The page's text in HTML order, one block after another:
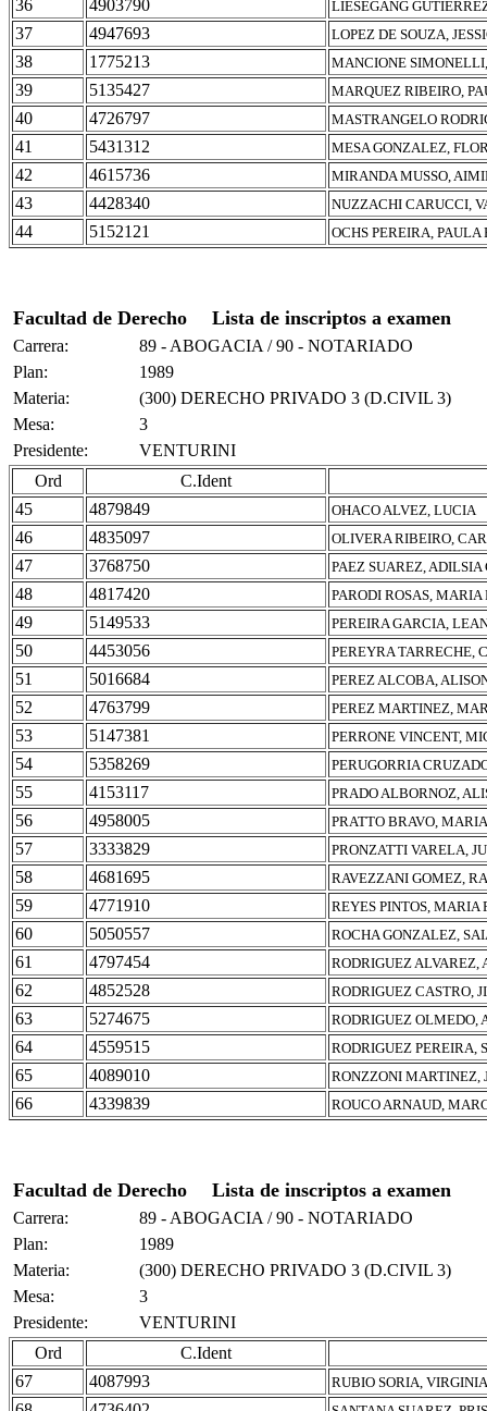
36 4903790 LIESEGANG
37 4947693 LOPEZ DE SOUZA,
38 1775213 MANCIONE
39 5135427 MARQUEZ RIBEIRO,
40 4726797 MASTRANGELO
41 5431312 MESA GONZALEZ,
42 4615736 MIRANDA MUSSO,
43 4428340 NUZZACHI CARUCCI,
44 5152121 OCHS PEREIRA, PAULA
Facultad de Derecho Lista de inscriptos a examen
Carrera:
89 - ABOGACIA / 90 - NOTARIADO
Plan:
1989
Materia:
(300) DERECHO PRIVADO 3 (D.CIVIL 3)
Mesa:
3
Presidente:
VENTURINI
Ord
C.Ident
45
4879849 OHACO ALVEZ, LUCIA
46 4835097 OLIVERA RIBEIRO,
47 3768750 PAEZ SUAREZ, ADILSIA
48 4817420 PARODI ROSAS,
49 5149533 PEREIRA GARCIA,
50 4453056 PEREYRA TARRECHE,
51 5016684 PEREZ ALCOBA,
52 4763799 PEREZ MARTINEZ,
53 5147381 PERRONE VINCENT,
54 5358269 PERUGORRIA
55 4153117 PRADO ALBORNOZ,
56 4958005 PRATTO BRAVO,
57 3333829 PRONZATTI VARELA,
58 4681695 RAVEZZANI GOMEZ,
59 4771910 REYES PINTOS, MARIA
60 5050557 ROCHA GONZALEZ,
61 4797454 RODRIGUEZ ALVAREZ,
62 4852528 RODRIGUEZ CASTRO,
63 5274675 RODRIGUEZ OLMEDO,
64 4559515 RODRIGUEZ PEREIRA,
65 4089010 RONZZONI MARTINEZ,
66 4339839 ROUCO ARNAUD,
Facultad de Derecho Lista de inscriptos a examen
Carrera:
89 - ABOGACIA / 90 - NOTARIADO
Plan:
1989
Materia:
(300) DERECHO PRIVADO 3 (D.CIVIL 3)
Mesa:
3
Presidente:
VENTURINI
Ord
C.Ident
67
4087993 RUBIO SORIA,